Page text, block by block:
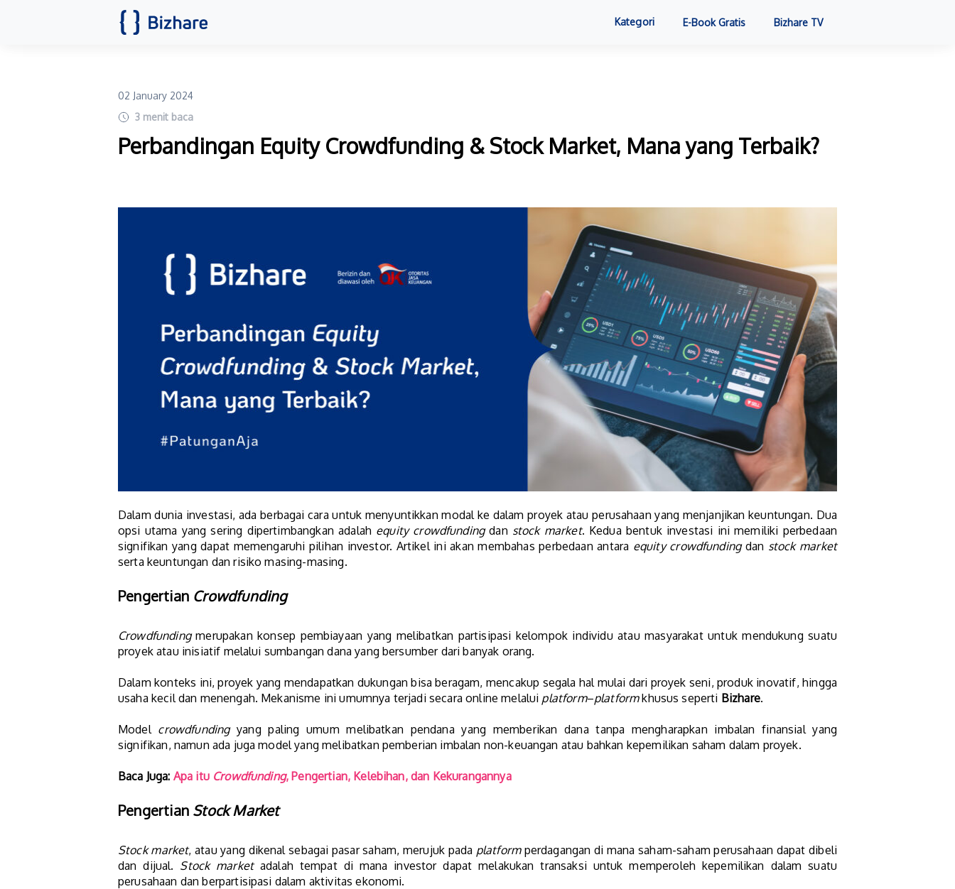
Kategori E-Book Gratis Bizhare TV
02 January 2024
3 menit baca
Perbandingan Equity Crowdfunding & Stock Market, Mana yang Terbaik?
Dalam dunia investasi, ada berbagai cara untuk menyuntikkan modal ke dalam proyek atau perusahaan yang menjanjikan keuntungan. Dua
opsi utama yang sering dipertimbangkan adalah equity crowdfundingdan stock market. Kedua bentuk investasi ini memiliki perbedaan
signifikan yang dapat memengaruhi pilihan investor. Artikel ini akan membahas perbedaan antara equity crowdfundingdan stock market
serta keuntungan dan risiko masing-masing.
Pengertian Crowdfunding
Crowdfundingmerupakan konsep pembiayaan yang melibatkan partisipasi kelompok individu atau masyarakat untuk mendukung suatu
proyek atau inisiatif melalui sumbangan dana yang bersumber dari banyak orang.
Dalam konteks ini, proyek yang mendapatkan dukungan bisa beragam, mencakup segala hal mulai dari proyek seni, produk inovatif, hingga
usaha kecil dan menengah. Mekanisme ini umumnya terjadi secara online melalui platform–platformkhusus seperti Bizhare.
Model crowdfundingyang paling umum melibatkan pendana yang memberikan dana tanpa mengharapkan imbalan finansial yang
signifikan, namun ada juga model yang melibatkan pemberian imbalan non-keuangan atau bahkan kepemilikan saham dalam proyek.
Baca Juga: Apa itu Crowdfunding, Pengertian, Kelebihan, dan Kekurangannya
Pengertian Stock Market
Stock market, atau yang dikenal sebagai pasar saham, merujuk pada platformperdagangan di mana saham-saham perusahaan dapat dibeli
dan dijual. Stock marketadalah tempat di mana investor dapat melakukan transaksi untuk memperoleh kepemilikan dalam suatu
perusahaan dan berpartisipasi dalam aktivitas ekonomi.